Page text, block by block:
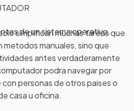
de un sistema operativo.
simplifican muchas tareas que
metodos manuales, sino que
antes verdaderamente
podra navegar por
personas de otros paises o
casa u oficina.